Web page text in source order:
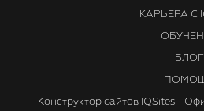
КАРЬЕРА С
БЛОГ
Конструктор сайтов IQSites -